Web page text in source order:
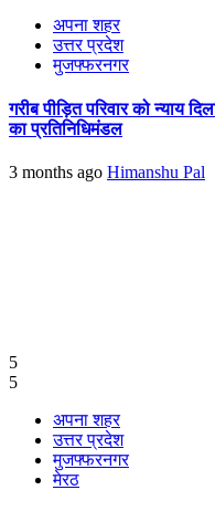
अपना शहर
उत्तर प्रदेश
मुजफ्फरनगर
गरीब पीड़ित परिवार को न्याय
का प्रतिनिधिमंडल
3 months ago Himanshu Pal
5
5
अपना शहर
उत्तर प्रदेश
मुजफ्फरनगर
मेरठ